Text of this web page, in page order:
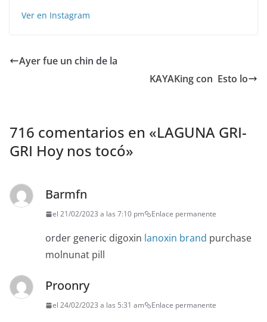
Ver en Instagram
Ayer fue un chin de la
KAYAKing con ️ Esto lo
716 comentarios en «LAGUNA GRI-
GRI Hoy nos tocó»
Barmfn
el 21/02/2023 a las 7:10 pm Enlace permanente
order generic digoxin lanoxin brand purchase
molnunat pill
Proonry
el 24/02/2023 a las 5:31 am Enlace permanente